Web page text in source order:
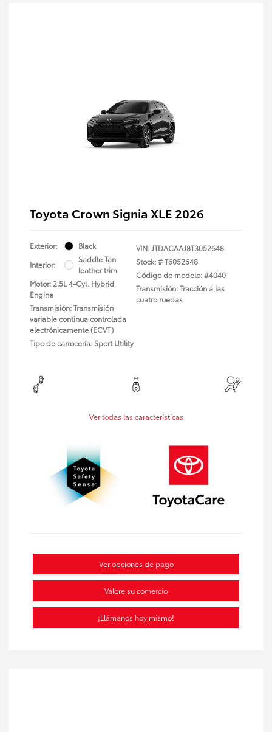
Toyota Crown Signia XLE 2026
Exterior:
Black
Interior:
Saddle Tan
leather trim
Motor: 2.5L 4-Cyl. Hybrid
Engine
Transmisión: Transmisión
variable continua controlada
electrónicamente (ECVT)
Tipo de carrocería: Sport Utility
VIN:JTDACAAJ8T3052648
Stock: #T6052648
Código de modelo: #4040
Transmisión: Tracción a las
cuatro ruedas
Ver todas las características
Ver opciones de pago
Valore su comercio
¡Llámanos hoy mismo!